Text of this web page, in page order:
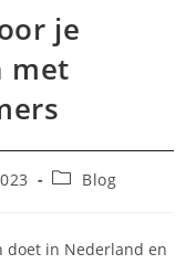
je
met
Berichtcategorie:
Blog
doet in Nederland en